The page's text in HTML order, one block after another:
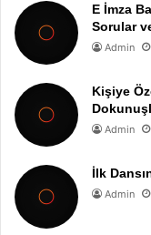
E İmza
Sorular
Admin
Kişiye
Admin
İlk
Admin